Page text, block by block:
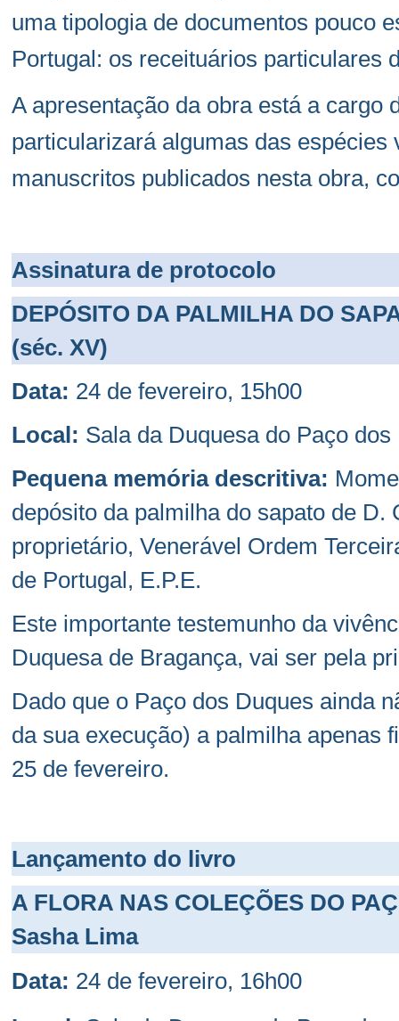
uma tipologia de documentos pouco
Portugal: os receituários particulares
A apresentação da obra está a cargo
particularizará algumas das
manuscritos publicados nesta obra,
Assinatura de protocolo
DEPÓSITO DA PALMILHA DO
(séc. XV)
Data: 24 de fevereiro, 15h00
Local: Sala da Duquesa do Paço dos
Pequena memória descritiva:
depósito da palmilha do sapato de
proprietário, Venerável Ordem
de Portugal, E.P.E.
Este importante testemunho da
Duquesa de Bragança, vai ser pela
Dado que o Paço dos Duques ainda
da sua execução) a palmilha apenas
25 de fevereiro.
Lançamento do livro
A FLORA NAS COLEÇÕES DO
Sasha Lima
Data: 24 de fevereiro, 16h00